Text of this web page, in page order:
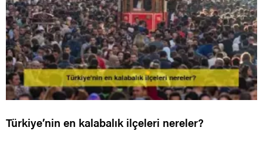
Türkiye’nin en kalabalık ilçeleri nereler?